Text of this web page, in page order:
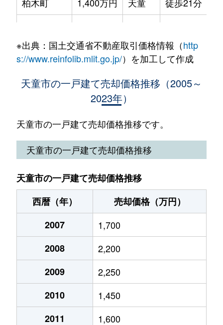
北久野本
1,500万円 天童 徒歩25分
2,700万円
久野本
2,800万円 天童
大字窪野目
100万円 乱川
大字清池
350万円 高擶 徒歩5分
長岡北
1,400万円 天童南 徒歩10分
950万円
2,600万円
※出典：国土交通省不動産取引価格情報（http
s://www.reinfolib.mlit.go.jp/）を加工して作成
天童市の一戸建て売却価格推移（2005～
2023年）
天童市の一戸建て売却価格推移です。
天童市の一戸建て売却価格推移
天童市の一戸建て売却価格推移
西暦（年）
売却価格（万円）
2007
1,700
2008
2,200
2009
2,250
2010
1,450
2011
1,600